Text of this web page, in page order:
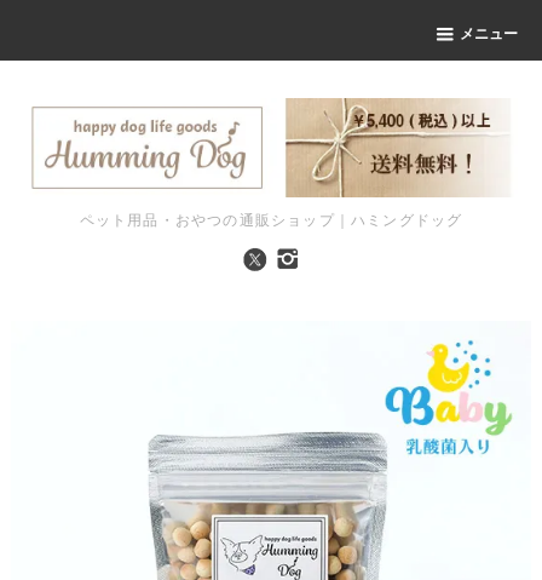
メニュー
ペット用品・おやつの通販ショップ｜ハミングドッグ